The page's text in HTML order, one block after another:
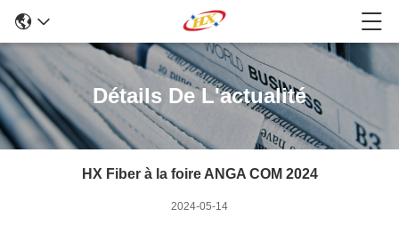
Détails De L'actualité
HX Fiber à la foire ANGA COM 2024
2024-05-14